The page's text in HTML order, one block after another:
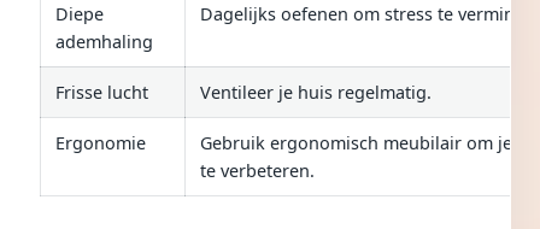
Diepe
ademhaling
Dagelijks oefenen om stress te
Frisse lucht Ventileer je huis regelmatig.
Ergonomie
Gebruik ergonomisch meubilair om je
te verbeteren.